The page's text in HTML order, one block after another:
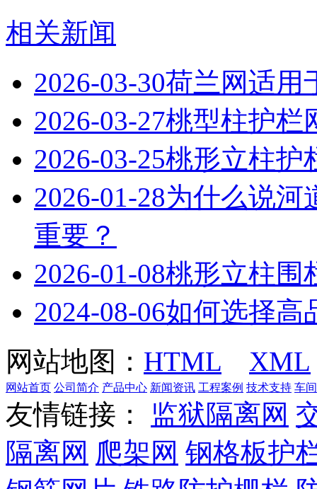
相关新闻
2026-03-30荷兰网适用
2026-03-27桃型柱护栏
2026-03-25桃形立柱护
2026-01-28为什么说河
重要？
2026-01-08桃形立柱围
2024-08-06如何选择高
网站地图： HTML XML
网站首页 公司简介 产品中心 新闻资讯 工程案例 技术支持 车
友情链接： 监狱隔离网
隔离网 爬架网 钢格板护